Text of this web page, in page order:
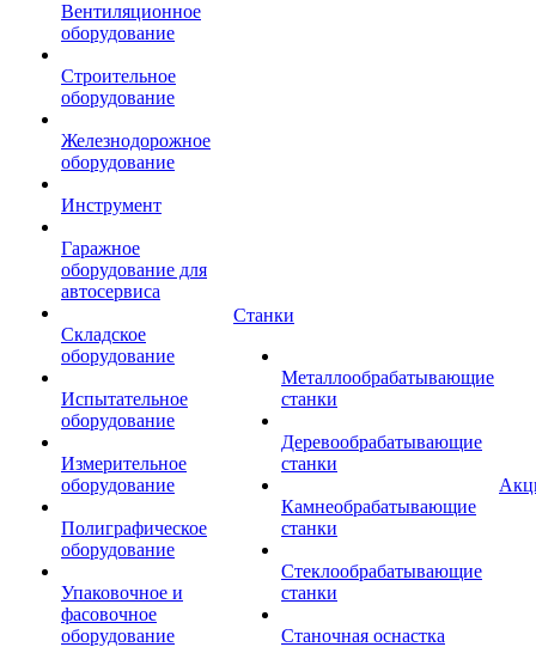
Вентиляционное
оборудование
Строительное
оборудование
Железнодорожное
оборудование
Инструмент
Гаражное
оборудование для
автосервиса
Складское
оборудование
Испытательное
оборудование
Измерительное
оборудование
Полиграфическое
оборудование
Упаковочное и
фасовочное
оборудование
Станки
Металлообрабатывающие
станки
Деревообрабатывающие
станки
Камнеобрабатывающие
станки
Стеклообрабатывающие
станки
Станочная оснастка